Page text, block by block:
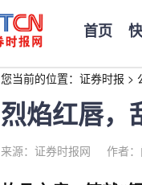
首页
您当前的位置： 证券时报 >
烈焰红唇，
来源：证券时报网 作者